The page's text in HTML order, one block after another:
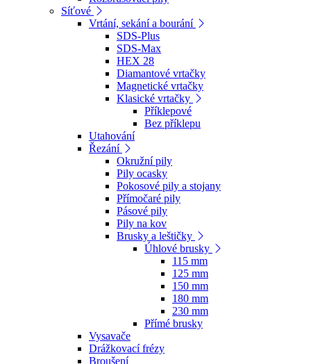
Síťové
Vrtání, sekání a bourání
SDS-Plus
SDS-Max
HEX 28
Diamantové vrtačky
Magnetické vrtačky
Klasické vrtačky
Příklepové
Bez příklepu
Utahování
Řezání
Okružní pily
Pily ocasky
Pokosové pily a stojany
Přímočaré pily
Pásové pily
Pily na kov
Brusky a leštičky
Úhlové brusky
115 mm
125 mm
150 mm
180 mm
230 mm
Přímé brusky
Vysavače
Drážkovací frézy
Broušení